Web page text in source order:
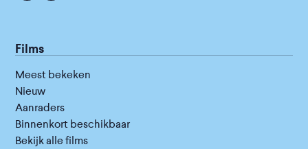
Films
Meest bekeken
Nieuw
Aanraders
Binnenkort beschikbaar
Bekijk alle films